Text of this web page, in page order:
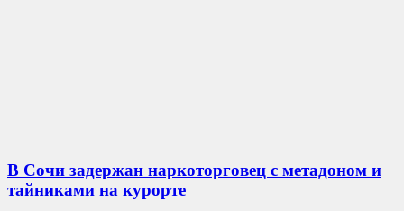
В Сочи задержан наркоторговец с метадоном и
тайниками на курорте